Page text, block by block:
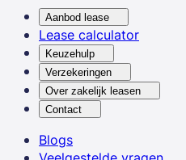
Aanbod lease
Lease calculator
Keuzehulp
Verzekeringen
Over zakelijk leasen
Contact
Blogs